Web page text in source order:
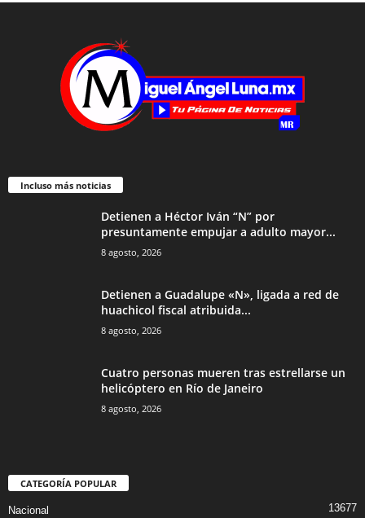
Incluso más noticias
Detienen a Héctor Iván “N” por
presuntamente empujar a adulto mayor...
8 agosto, 2026
Detienen a Guadalupe «N», ligada a red de
huachicol fiscal atribuida...
8 agosto, 2026
Cuatro personas mueren tras estrellarse un
helicóptero en Río de Janeiro
8 agosto, 2026
CATEGORÍA POPULAR
Nacional 13677